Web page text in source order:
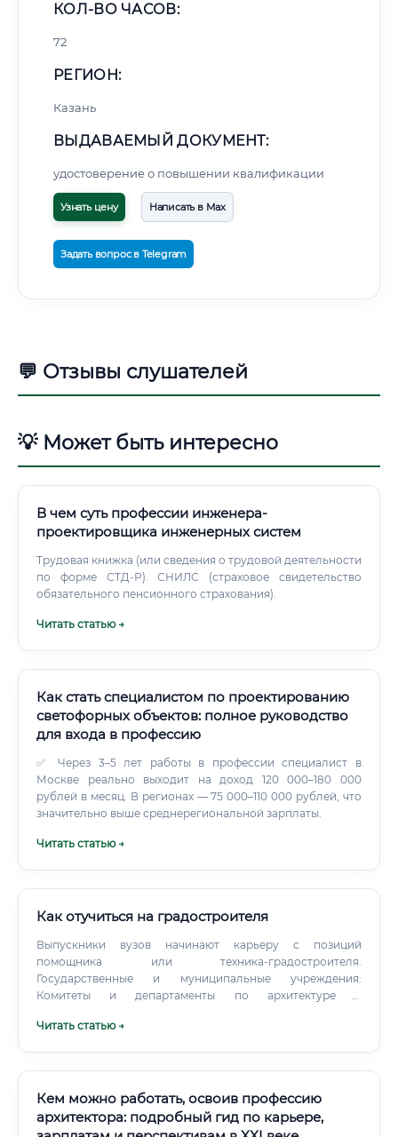
КОЛ-ВО ЧАСОВ:
72
РЕГИОН:
Казань
ВЫДАВАЕМЫЙ ДОКУМЕНТ:
удостоверение о повышении квалификации
Узнать цену Написать в Max
Задать вопрос в Telegram
💬 Отзывы слушателей
💡 Может быть интересно
В чем суть профессии инженера-
проектировщика инженерных систем
Трудовая книжка (или сведения о трудовой деятельности
по форме СТД-Р). СНИЛС (страховое свидетельство
обязательного пенсионного страхования).
Читать статью →
Как стать специалистом по проектированию
светофорных объектов: полное руководство
для входа в профессию
✅ Через 3–5 лет работы в профессии специалист в
Москве реально выходит на доход 120 000–180 000
рублей в месяц. В регионах — 75 000–110 000 рублей, что
значительно выше среднерегиональной зарплаты.
Читать статью →
Как отучиться на градостроителя
Выпускники вузов начинают карьеру с позиций
помощника или техника-градостроителя.
Государственные и муниципальные учреждения:
Комитеты и департаменты по архитектуре и
проектные институты (НИиПИ). Частные проектные бюро
Читать статью →
Кем можно работать, освоив профессию
архитектора: подробный гид по карьере,